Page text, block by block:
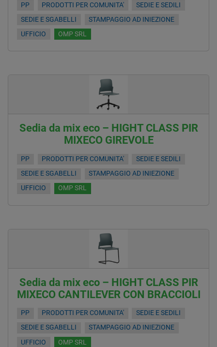
PP PRODOTTI PER COMUNITA'
SEDIE E SEDILI
SEDIE E SGABELLI
STAMPAGGIO AD INIEZIONE
UFFICIO
OMP SRL
Sedia da mix eco – HIGHT CLASS PIR
MIXECO GIREVOLE
PP PRODOTTI PER COMUNITA'
SEDIE E SEDILI
SEDIE E SGABELLI
STAMPAGGIO AD INIEZIONE
UFFICIO
OMP SRL
Sedia da mix eco – HIGHT CLASS PIR
MIXECO CANTILEVER CON BRACCIOLI
PP PRODOTTI PER COMUNITA'
SEDIE E SEDILI
SEDIE E SGABELLI
STAMPAGGIO AD INIEZIONE
UFFICIO
OMP SRL